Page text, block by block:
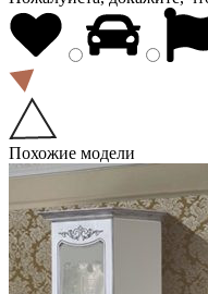
Похожие модели